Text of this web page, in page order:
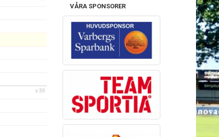
v.33
VÅRA SPONSORER